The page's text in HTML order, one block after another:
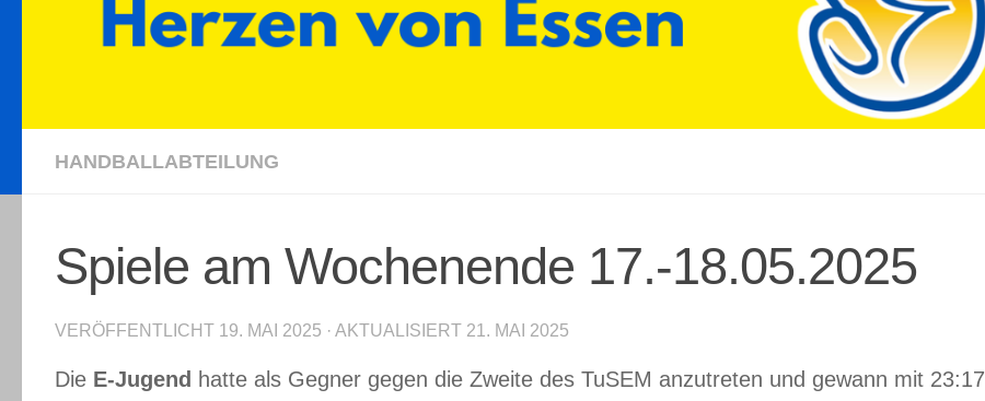
HANDBALLABTEILUNG
Spiele am Wochenende 17.-18.05.2025
VERÖFFENTLICHT 19. MAI 2025 · AKTUALISIERT 21. MAI 2025
Die E-Jugend hatte als Gegner gegen die Zweite des TuSEM anzutreten und gewann mit 23:17